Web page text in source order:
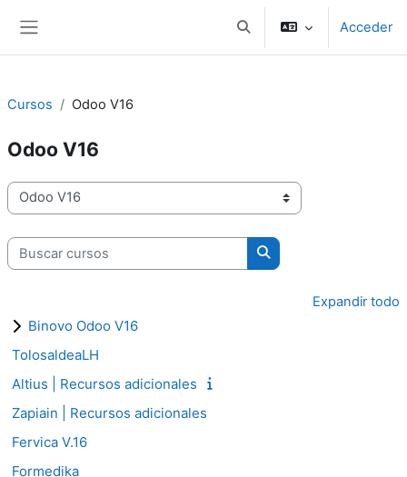
Selector de búsqueda de
Acceder
Cursos Odoo V16
Odoo V16
Categorías
Buscar cursos
Buscar cursos
Expandir todo
Binovo Odoo V16
TolosaldeaLH
Altius | Recursos adicionales
Zapiain | Recursos adicionales
Fervica V.16
Formedika